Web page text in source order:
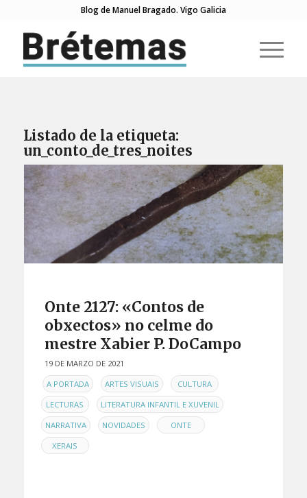
Blog de Manuel Bragado. Vigo Galicia
Listado de la etiqueta:
un_conto_de_tres_noites
Onte 2127: «Contos de
obxectos» no celme do
mestre Xabier P. DoCampo
19 DE MARZO DE 2021
ENA PORTADA , ARTES VISUAIS , CULTURA ,
LECTURAS , LITERATURA INFANTIL E XUVENIL ,
NARRATIVA , NOVIDADES , ONTE ,
XERAIS